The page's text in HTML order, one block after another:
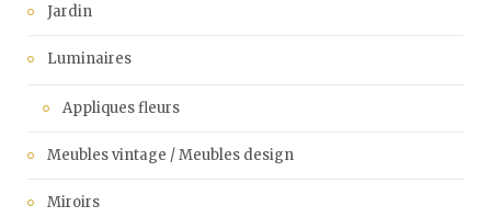
Jardin
Luminaires
Appliques fleurs
Meubles vintage / Meubles design
Miroirs